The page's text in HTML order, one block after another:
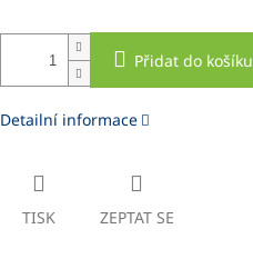
Přidat do košíku
Detailní informace
TISK ZEPTAT SE